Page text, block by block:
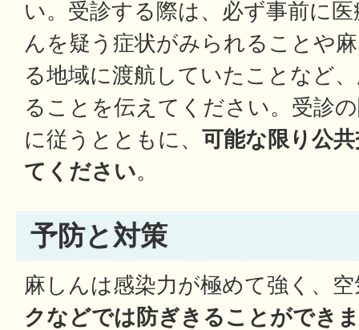
い。受診する際は、必ず事前に
んを疑う症状がみられることや
る地域に渡航していたことなど
ることを伝えてください。受診
に従うとともに、 可能な限り公
てください。
予防と対策
麻しんは感染力が極めて強く、
クなどでは防ぎきることができ